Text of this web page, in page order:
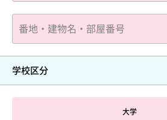
学校区分
大学